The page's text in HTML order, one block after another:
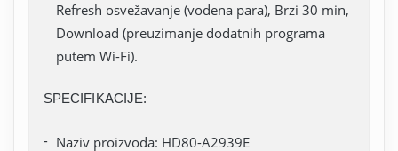
Refresh osvežavanje (vodena para), Brzi 30 min,
Download (preuzimanje dodatnih programa
putem Wi-Fi).
SPECIFIKACIJE:
Naziv proizvoda: HD80-A2939E